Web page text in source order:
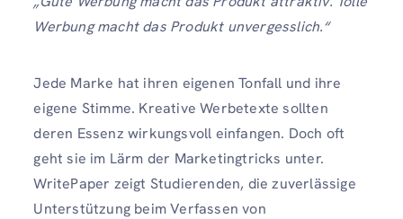
Werbung macht das Produkt unvergesslich.“
Jede Marke hat ihren eigenen Tonfall und ihre
eigene Stimme. Kreative Werbetexte sollten
deren Essenz wirkungsvoll einfangen. Doch oft
geht sie im Lärm der Marketingtricks unter.
WritePaper zeigt Studierenden, die zuverlässige
Unterstützung beim Verfassen von